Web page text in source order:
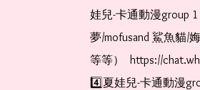
娃兒-卡通動漫group
夢/mofusand 鯊魚貓/
等等）  https://
4️⃣夏娃兒-卡通動漫